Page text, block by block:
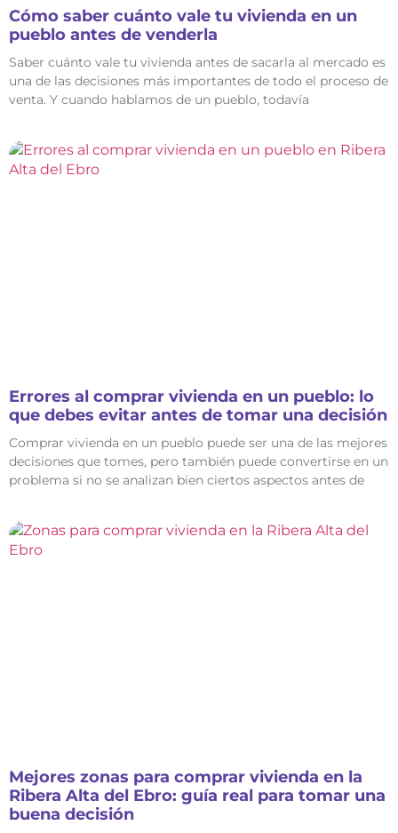
Cómo saber cuánto vale tu vivienda en un
pueblo antes de venderla
Saber cuánto vale tu vivienda antes de sacarla al mercado es
una de las decisiones más importantes de todo el proceso de
venta. Y cuando hablamos de un pueblo, todavía
Errores al comprar vivienda en un pueblo: lo
que debes evitar antes de tomar una decisión
Comprar vivienda en un pueblo puede ser una de las mejores
decisiones que tomes, pero también puede convertirse en un
problema si no se analizan bien ciertos aspectos antes de
Mejores zonas para comprar vivienda en la
Ribera Alta del Ebro: guía real para tomar una
buena decisión